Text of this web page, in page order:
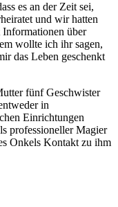
es an der Zeit sei,
und wir hatten
über
wollte ich ihr sagen,
das Leben geschenkt
fünf Geschwister
in
Einrichtungen
professioneller Magier
Onkels Kontakt zu ihm